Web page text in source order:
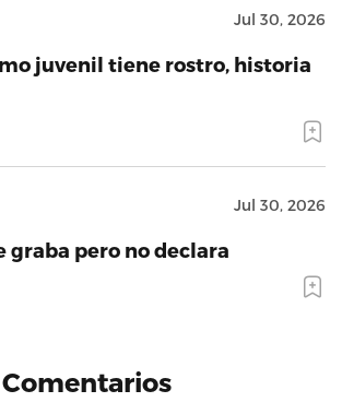
Jul 30, 2026
juvenil tiene rostro, historia
Jul 30, 2026
graba pero no declara